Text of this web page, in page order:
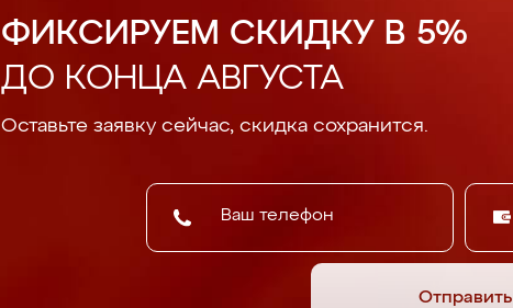
ФИКСИРУЕМ СКИДКУ В 5%
ДО КОНЦА АВГУСТА
Оставьте заявку сейчас, скидка сохранится.
Отправить